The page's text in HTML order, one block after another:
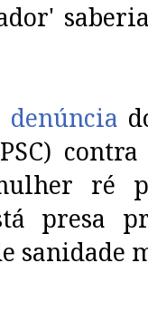
denúncia
ré
presa
sanidade